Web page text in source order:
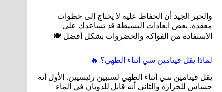
والخبر الجيد أن الحفاظ عليه لا يحتاج إلى خطوات
معقدة. بعض العادات البسيطة قد تساعدك على
الاستفادة من الفواكه والخضروات بشكل أفضل 🍽️
لماذا يقل فيتامين سي أثناء الطهي؟ 🔥
يقل فيتامين سي أثناء الطهي لسببين رئيسيين. الأول أنه
حساس للحرارة والثاني أنه قابل للذوبان في الماء